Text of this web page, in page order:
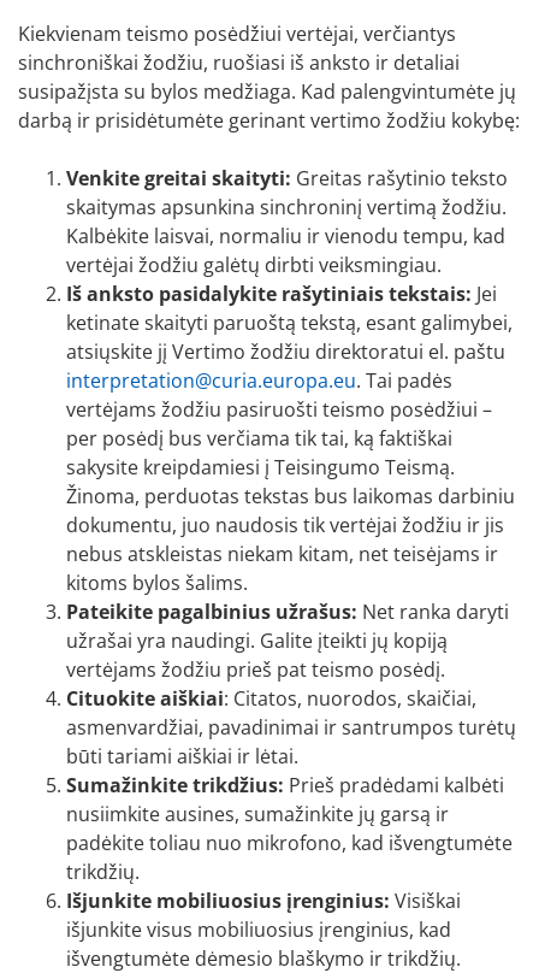
Kiekvienam teismo posėdžiui vertėjai, verčiantys
sinchroniškai žodžiu, ruošiasi iš anksto ir detaliai
susipažįsta su bylos medžiaga. Kad palengvintumėte jų
darbą ir prisidėtumėte gerinant vertimo žodžiu kokybę:
Venkite greitai skaityti: Greitas rašytinio teksto
skaitymas apsunkina sinchroninį vertimą žodžiu.
Kalbėkite laisvai, normaliu ir vienodu tempu, kad
vertėjai žodžiu galėtų dirbti veiksmingiau.
Iš anksto pasidalykite rašytiniais tekstais: Jei
ketinate skaityti paruoštą tekstą, esant galimybei,
atsiųskite jį Vertimo žodžiu direktoratui el. paštu
interpretation@curia.europa.eu. Tai padės
vertėjams žodžiu pasiruošti teismo posėdžiui –
per posėdį bus verčiama tik tai, ką faktiškai
sakysite kreipdamiesi į Teisingumo Teismą.
Žinoma, perduotas tekstas bus laikomas darbiniu
dokumentu, juo naudosis tik vertėjai žodžiu ir jis
nebus atskleistas niekam kitam, net teisėjams ir
kitoms bylos šalims.
Pateikite pagalbinius užrašus: Net ranka daryti
užrašai yra naudingi. Galite įteikti jų kopiją
vertėjams žodžiu prieš pat teismo posėdį.
Cituokite aiškiai: Citatos, nuorodos, skaičiai,
asmenvardžiai, pavadinimai ir santrumpos turėtų
būti tariami aiškiai ir lėtai.
Sumažinkite trikdžius: Prieš pradėdami kalbėti
nusiimkite ausines, sumažinkite jų garsą ir
padėkite toliau nuo mikrofono, kad išvengtumėte
trikdžių.
Išjunkite mobiliuosius įrenginius: Visiškai
išjunkite visus mobiliuosius įrenginius, kad
išvengtumėte dėmesio blaškymo ir trikdžių.